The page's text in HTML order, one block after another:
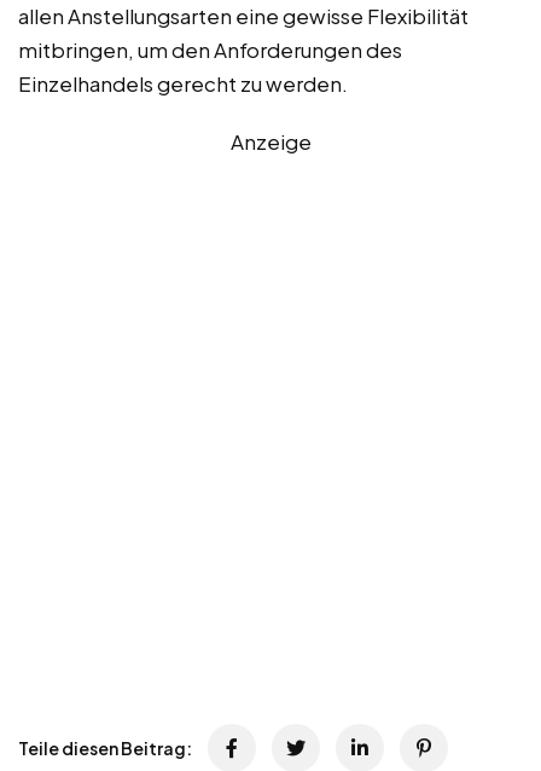
allen Anstellungsarten eine gewisse Flexibilität
mitbringen, um den Anforderungen des
Einzelhandels gerecht zu werden.
Anzeige
Teile diesen Beitrag: